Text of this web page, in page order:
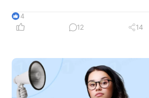
податкового органу протягом 40
днів після закінчення кварталу, а
14
12
14